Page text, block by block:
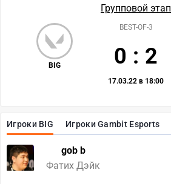
Игроки BIG Игроки Gambit Esports
gob b
Фатих Дэйк
Групповой этап
BIG
BEST-OF-3
0 : 2
17.03.22 в 18:00